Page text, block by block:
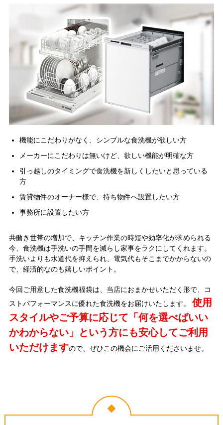
機能にこだわりがなく、シンプルな食洗機が欲しい方
メーカーにこだわりは無いけど、欲しい機能が明確な方
引っ越しのタイミングで食洗機を新しくしたいと思っている
方
賃貸物件のオーナー様で、持ち物件へ設置したい方
事務所に設置したい方
共働き世帯の増加で、キッチン作業の時短や効率化が求められる
今、食洗機は手洗いの手間を減らし家事をラクにしてくれます。
手洗いよりも水道代を抑えられ、電気代もそこまでかからないの
で、経済的なのも嬉しいポイント。
今回ご用意した食洗機福袋は、当店におまかせいただく形で、コ
ストパフォーマンスに優れた食洗機をお届けいたします。 使用
スタイルやご予算に応じて「何を選べばいい
かわからない」という方にも安心してご利用
いただけますので、ぜひこの機会にご活用くださいませ。